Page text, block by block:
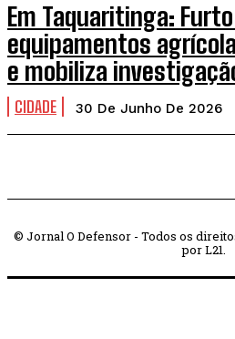
Em Taquaritinga:
equipamentos
e mobiliza
CIDADE 30 De Junho De 2026
© Jornal O Defensor - Todos os
por L21.